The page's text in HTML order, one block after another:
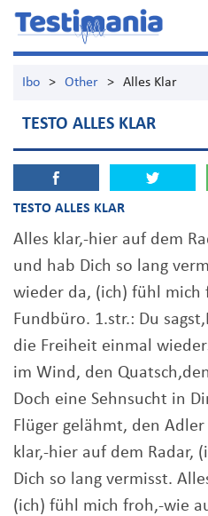
Ibo > Other > Alles Klar
TESTO ALLES KLAR
TESTO ALLES KLAR
Alles klar,-hier auf dem
und hab Dich so lang
wieder da, (ich) fühl mich
Fundbüro. 1.str.: Du
die Freiheit einmal
im Wind, den
Doch eine Sehnsucht in
Flüger gelähmt, den
klar,-hier auf dem Radar,
Dich so lang vermisst.
(ich) fühl mich froh,-wie